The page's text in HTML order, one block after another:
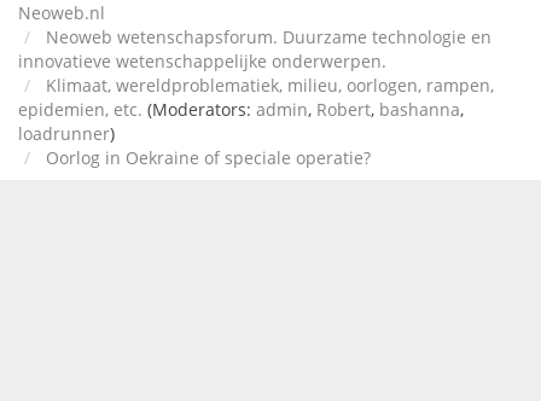
Neoweb.nl
Neoweb wetenschapsforum. Duurzame technologie en
innovatieve wetenschappelijke onderwerpen.
Klimaat, wereldproblematiek, milieu, oorlogen, rampen,
epidemien, etc. (Moderators: admin, Robert, bashanna,
loadrunner)
Oorlog in Oekraine of speciale operatie?